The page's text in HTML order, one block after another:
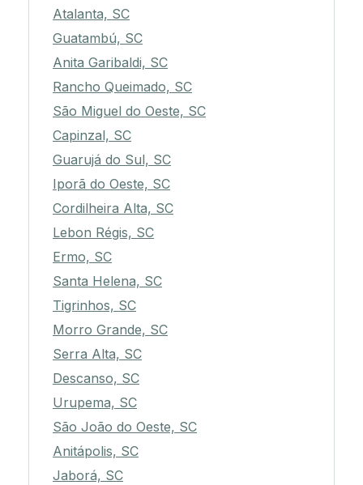
Atalanta, SC
Guatambú, SC
Anita Garibaldi, SC
Rancho Queimado, SC
São Miguel do Oeste, SC
Capinzal, SC
Guarujá do Sul, SC
Iporã do Oeste, SC
Cordilheira Alta, SC
Lebon Régis, SC
Ermo, SC
Santa Helena, SC
Tigrinhos, SC
Morro Grande, SC
Serra Alta, SC
Descanso, SC
Urupema, SC
São João do Oeste, SC
Anitápolis, SC
Jaborá, SC